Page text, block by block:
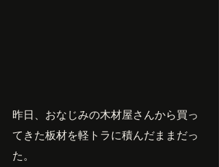
昨日、おなじみの木材屋さんから買っ
てきた板材を軽トラに積んだままだっ
た。